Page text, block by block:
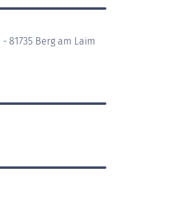
81735 Berg am Laim